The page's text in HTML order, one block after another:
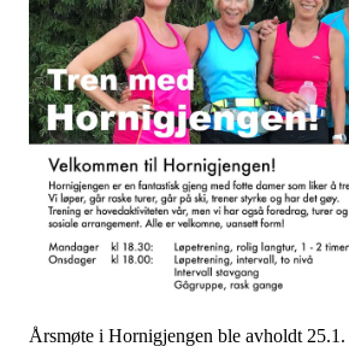
Årsmøte i Hornigjengen ble avholdt 25.1.